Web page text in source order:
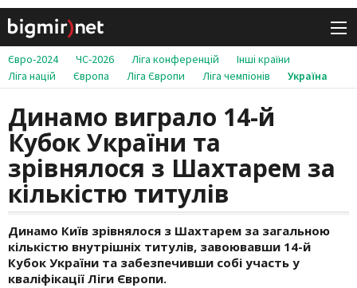
Євро-2024 ЧС-2026 Ліга конференцій
Інші країни
Ліга націй
Європа Ліга Європи Ліга чемпіонів Україна
Динамо виграло 14-й
Кубок України та
зрівнялося з Шахтарем за
кількістю титулів
Динамо Київ зрівнялося з Шахтарем за загальною
кількістю внутрішніх титулів, завоювавши 14-й
Кубок України та забезпечивши собі участь у
кваліфікації Ліги Європи.